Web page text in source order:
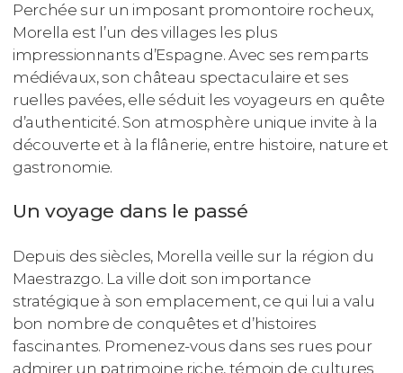
Perchée sur un imposant promontoire rocheux,
Morella est l’un des villages les plus
impressionnants d’Espagne. Avec ses remparts
médiévaux, son château spectaculaire et ses
ruelles pavées, elle séduit les voyageurs en quête
d’authenticité. Son atmosphère unique invite à la
découverte et à la flânerie, entre histoire, nature et
gastronomie.
Un voyage dans le passé
Depuis des siècles, Morella veille sur la région du
Maestrazgo. La ville doit son importance
stratégique à son emplacement, ce qui lui a valu
bon nombre de conquêtes et d’histoires
fascinantes. Promenez-vous dans ses rues pour
admirer un patrimoine riche, témoin de cultures